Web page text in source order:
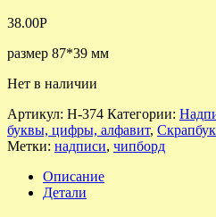
38.00Р
размер 87*39 мм
Нет в наличии
Артикул: Н-374 Категории:
буквы, цифры, алфавит,
Метки: надписи, чипборд
Описание
Детали